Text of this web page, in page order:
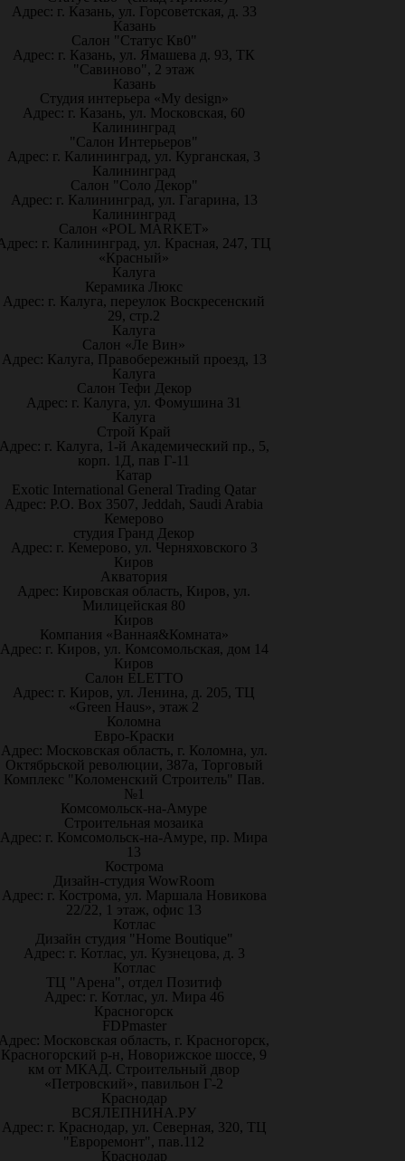
Адрес: г. Казань, ул. Горсоветская, д. 33
Казань
Салон "Статус Кв0"
Адрес: г. Казань, ул. Ямашева д. 93, ТК
"Савиново", 2 этаж
Казань
Студия интерьера «My design»
Адрес: г. Казань, ул. Московская, 60
Калининград
"Салон Интерьеров"
Адрес: г. Калининград, ул. Курганская, 3
Калининград
Салон "Соло Декор"
Адрес: г. Калининград, ул. Гагарина, 13
Калининград
Салон «POL MARKET»
г. Калининград, ул. Красная, 247, ТЦ
«Красный»
Калуга
Керамика Люкс
Адрес: г. Калуга, переулок Воскресенский
29, стр.2
Калуга
Салон «Ле Вин»
Адрес: Калуга, Правобережный проезд, 13
Калуга
Салон Тефи Декор
Адрес: г. Калуга, ул. Фомушина 31
Калуга
Строй Край
г. Калуга, 1-й Академический пр., 5,
корп. 1Д, пав Г-11
Катар
Exotic International General Trading Qatar
Адрес: P.O. Box 3507, Jeddah, Saudi Arabia
Кемерово
студия Гранд Декор
Адрес: г. Кемерово, ул. Черняховского 3
Киров
Акватория
Адрес: Кировская область, Киров, ул.
Милицейская 80
Киров
Компания «Ванная&Комната»
Адрес: г. Киров, ул. Комсомольская, дом 14
Киров
Салон ELETTO
Адрес: г. Киров, ул. Ленина, д. 205, ТЦ
«Green Haus», этаж 2
Коломна
Евро-Краски
Адрес: Московская область, г. Коломна, ул.
Октябрьской революции, 387а, Торговый
Комплекс "Коломенский Строитель" Пав.
№1
Комсомольск-на-Амуре
Строительная мозаика
Адрес: г. Комсомольск-на-Амуре, пр. Мира
13
Кострома
Дизайн-студия WowRoom
Адрес: г. Кострома, ул. Маршала Новикова
22/22, 1 этаж, офис 13
Котлас
Дизайн студия "Home Boutique"
Адрес: г. Котлас, ул. Кузнецова, д. 3
Котлас
ТЦ "Арена", отдел Позитиф
Адрес: г. Котлас, ул. Мира 46
Красногорск
FDPmaster
Московская область, г. Красногорск,
Красногорский р-н, Новорижское шоссе, 9
км от МКАД. Строительный двор
«Петровский», павильон Г-2
Краснодар
ВСЯЛЕПНИНА.РУ
Адрес: г. Краснодар, ул. Северная, 320, ТЦ
"Евроремонт", пав.112
Краснодар